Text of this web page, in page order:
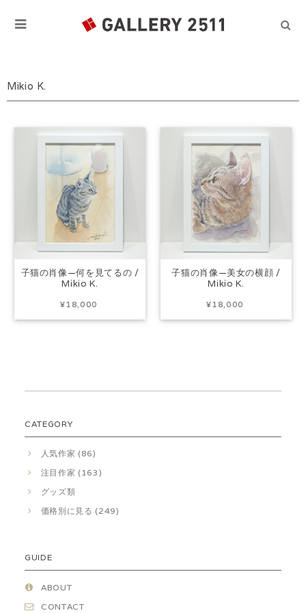
Mikio K.
子猫の肖像—何を見てるの /
Mikio K.
¥18,000
子猫の肖像—美女の横顔 /
Mikio K.
¥18,000
CATEGORY
人気作家 (86)
注目作家 (163)
グッズ類
価格別に見る (249)
GUIDE
ABOUT
CONTACT